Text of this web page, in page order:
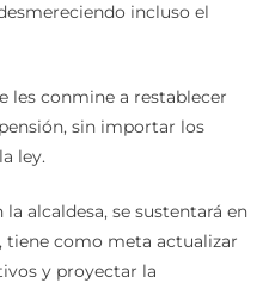
incluso el
les conmine a restablecer
sin importar los
ley.
alcaldesa, se sustentará en
como meta actualizar
y proyectar la